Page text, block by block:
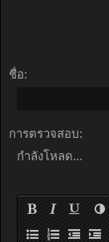
ชื่อ:
การตรวจสอบ:
กำลังโหลด...